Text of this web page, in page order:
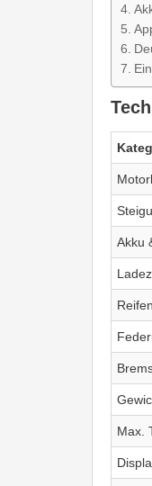
Akku
Reifen
Max.